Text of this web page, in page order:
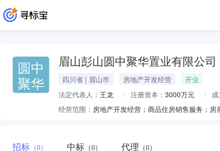
圆中
聚华
眉山彭山圆中聚华置业有限公司
四川省 | 眉山市 房地产开发经营
开业
法定代表人： 王龙 注册资本： 3000万元
经营范围： 房地产开发经营；商品住房销售服务；
招标 （0） 中标 （0） 代理 （0）